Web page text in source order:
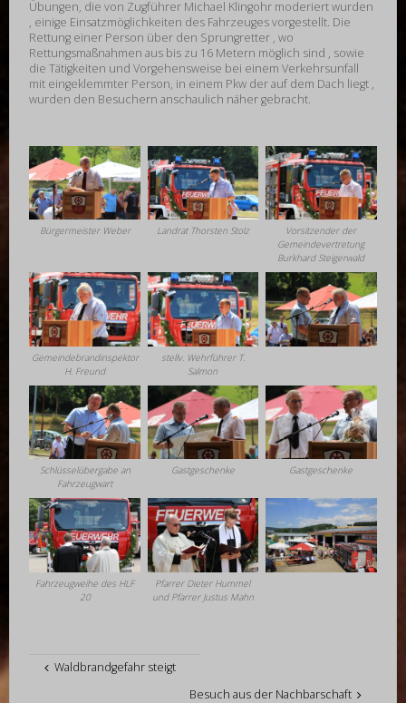
Übungen, die von Zugführer Michael Klingohr moderiert wurden
, einige Einsatzmöglichkeiten des Fahrzeuges vorgestellt. Die
Rettung einer Person über den Sprungretter , wo
Rettungsmaßnahmen aus bis zu 16 Metern möglich sind , sowie
die Tätigkeiten und Vorgehensweise bei einem Verkehrsunfall
mit eingeklemmter Person, in einem Pkw der auf dem Dach liegt ,
wurden den Besuchern anschaulich näher gebracht.
Bürgermeister Weber Landrat Thorsten Stolz
Vorsitzender der
Gemeindevertretung
Burkhard Steigerwald
Gemeindebrandinspektor
H. Freund
stellv. Wehrführer T.
Salmon
Schlüsselübergabe an
Fahrzeugwart
Gastgeschenke Gastgeschenke
Fahrzeugweihe des HLF
20
Pfarrer Dieter Hummel
und Pfarrer Justus Mahn
Waldbrandgefahr steigt
Besuch aus der Nachbarschaft